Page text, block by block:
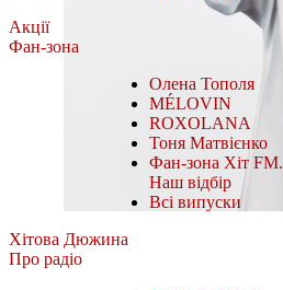
Акції
Фан-зона
Олена Тополя
MÉLOVIN
ROXOLANA
Тоня Матвієнко
Фан-зона Хіт FM.
Наш відбір
Всі випуски
Хітова Дюжина
Про радіо